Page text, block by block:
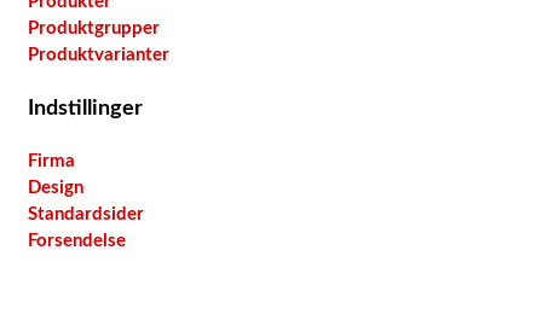
Produktgrupper
Produktvarianter
Indstillinger
Firma
Design
Standardsider
Forsendelse